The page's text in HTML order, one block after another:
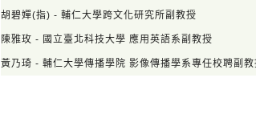
胡碧嬋(指) - 輔仁大學跨文化研究所副教授
陳雅玫 - 國立臺北科技大學 應用英語系副教授
黃乃琦 - 輔仁大學傳播學院 影像傳播學系專任校聘副